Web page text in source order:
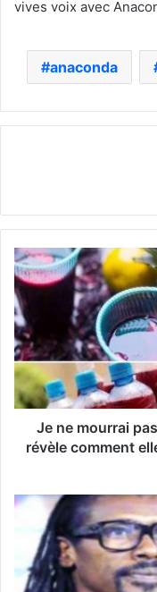
vives voix avec
anaconda
Je ne mourrai
révèle comment